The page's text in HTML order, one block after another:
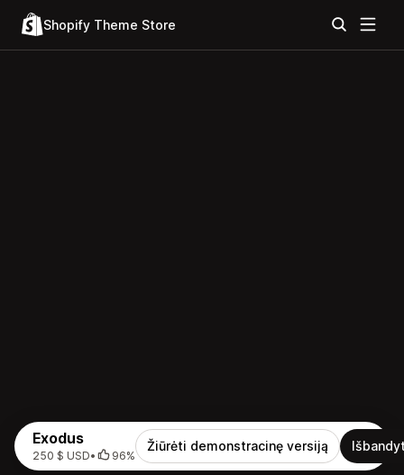
Shopify Theme Store
Exodus
250 $ USD• 96%
Žiūrėti demonstracinę versiją